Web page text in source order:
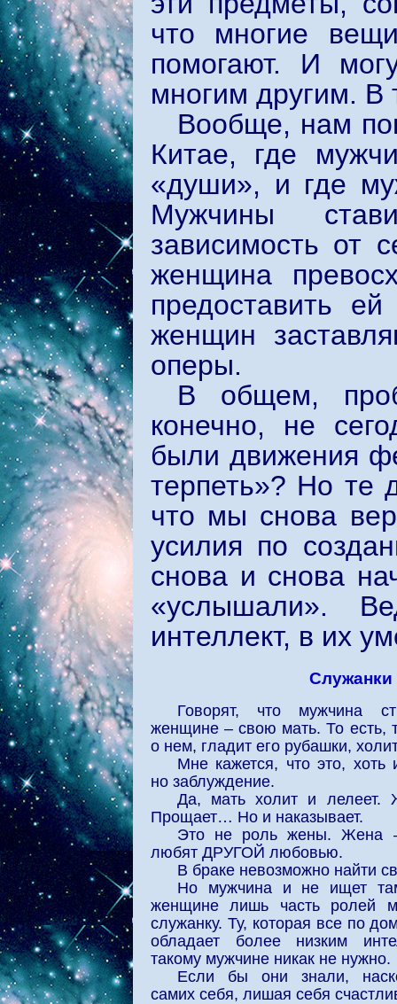
что многие
помогают. И
многим другим.
Вообще, нам
Китае, где
«души», и где
Мужчины
зависимость от
женщина
предоставить
женщин
оперы.
В общем,
конечно, не
были движения
терпеть»? Но те
что мы снова
усилия по
снова и снова
«услышали».
интеллект, в их
Служанки
Говорят, что мужчина
женщине – свою мать. То есть,
о нем, гладит его рубашки,
Мне кажется, что это, хоть
но заблуждение.
Да, мать холит и лелеет.
Прощает… Но и наказывает.
Это не роль жены. Жена
любят ДРУГОЙ любовью.
В браке невозможно найти
Но мужчина и не ищет
женщине лишь часть ролей
служанку. Ту, которая все по
обладает более низким
такому мужчине никак не нужно.
Если бы они знали,
самих себя, лишая себя